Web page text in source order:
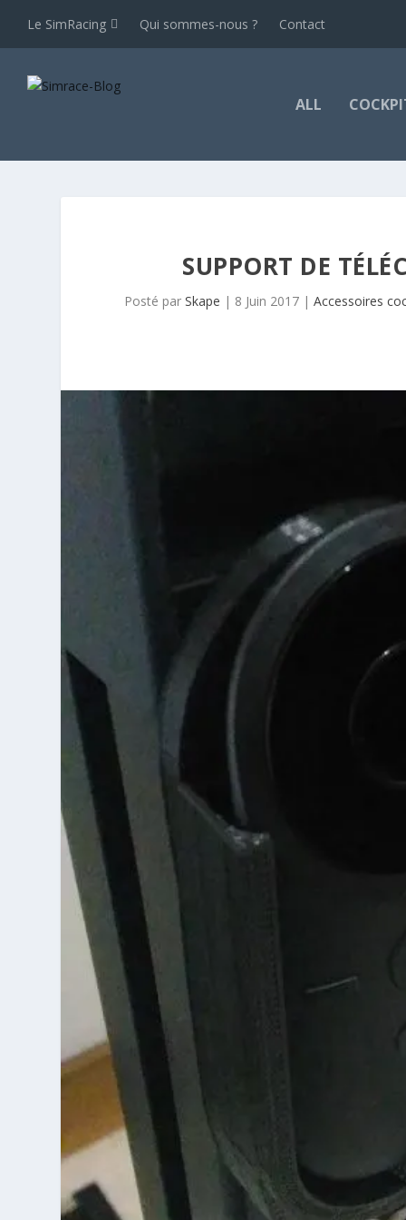
Le SimRacing Qui sommes-nous ? Contact
ALL
SUPPORT DE
Posté par Skape | 8 Juin 2017| Accessoires